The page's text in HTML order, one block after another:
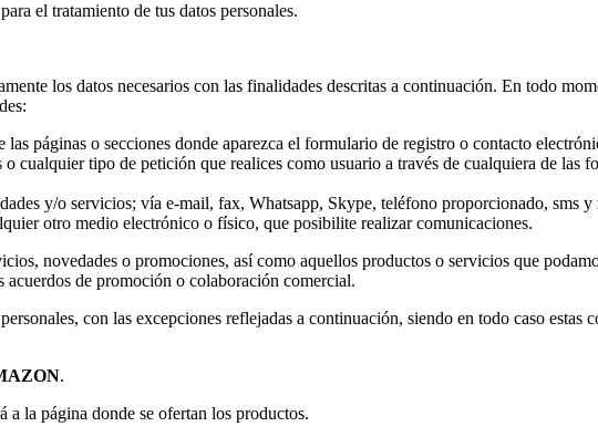
el tratamiento de tus datos personales.
los datos necesarios con las finalidades descritas a continuación. En todo
páginas o secciones donde aparezca el formulario de registro o contacto
cualquier tipo de petición que realices como usuario a través de cualquiera de las
y/o servicios; vía e-mail, fax, Whatsapp, Skype, teléfono proporcionado, sms y
otro medio electrónico o físico, que posibilite realizar comunicaciones.
novedades o promociones, así como aquellos productos o servicios que
acuerdos de promoción o colaboración comercial.
con las excepciones reflejadas a continuación, siendo en todo caso estas
.
la página donde se ofertan los productos.